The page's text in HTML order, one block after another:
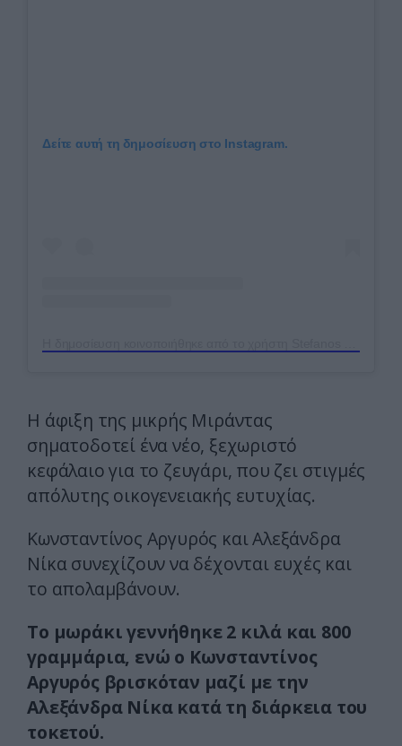
Δείτε αυτή τη δημοσίευση στο Instagram.
Η άφιξη της μικρής Μιράντας
σηματοδοτεί ένα νέο, ξεχωριστό
κεφάλαιο για το ζευγάρι, που ζει στιγμές
απόλυτης οικογενειακής ευτυχίας.
Κωνσταντίνος Αργυρός και Αλεξάνδρα
Νίκα συνεχίζουν να δέχονται ευχές και
το απολαμβάνουν.
Το μωράκι γεννήθηκε 2 κιλά και 800
γραμμάρια, ενώ ο Κωνσταντίνος
Αργυρός βρισκόταν μαζί με την
Αλεξάνδρα Νίκα κατά τη διάρκεια του
τοκετού.